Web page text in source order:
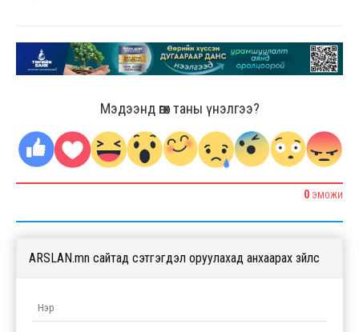
Мэдээнд өгөх таны үнэлгээ?
0 ЭМОЖИ
ARSLAN.mn сайтад сэтгэгдэл оруулахад анхаарах зүйлс